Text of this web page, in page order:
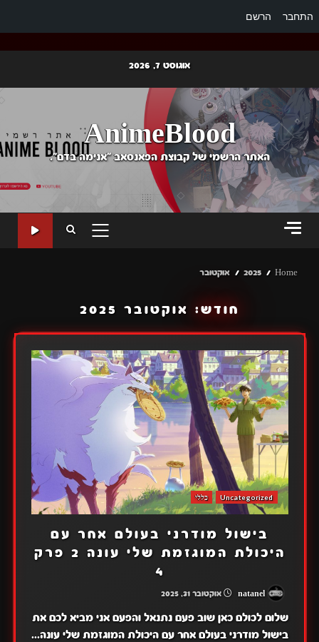
התחבר הרשם
content
אוגוסט 7, 2026
AnimeBlood
האתר הרשמי של קבוצת הפאנסאב "אנימה בדם".
PRIMARY
Home
2025 אוקטובר
חודש: אוקטובר 2025
Uncategorized כללי
בישול מודרני בעולם אחר עם
היכולת המוגזמת שלי עונה 2 פרק
4
אוקטובר 31, 2025
שלום לכולם כאן שוב פעם נתנאל והפעם אני מביא לכם את
בישול מודרני בעולם אחר עם היכולת המוגזמת שלי עונה...